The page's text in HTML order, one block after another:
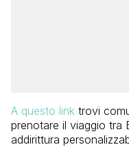
A questo link trovi
prenotare il viaggio tra
addirittura